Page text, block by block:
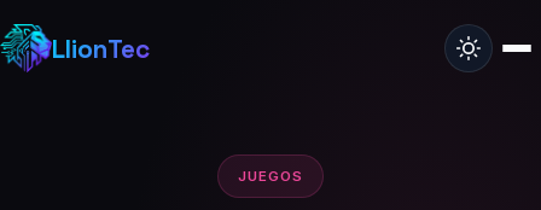
LlionTec
JUEGOS